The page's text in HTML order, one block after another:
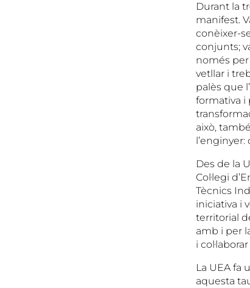
Durant la
manifest.
conèixer-
conjunts;
només
vetllar i
palès que
formativa i
això,
Des de la
Col·legi
Tècnics
iniciativa i
territorial
amb i per
i
La UEA fa
aquesta